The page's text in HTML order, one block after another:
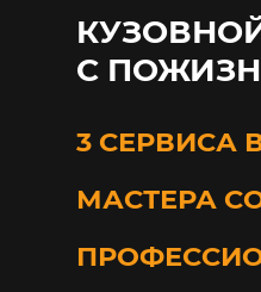
С
3 СЕРВИСА
МАСТЕРА